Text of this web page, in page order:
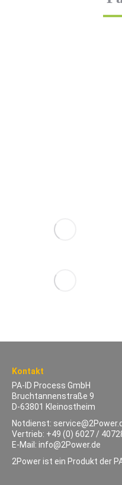
Kontakt
PA-ID Process GmbH
Bruchtannenstraße 9
D-63801 Kleinostheim
Notdienst:
Vertrieb: +49 (0) 6027 /
E-Mail: info@2Power.de
2Power ist ein Produkt der